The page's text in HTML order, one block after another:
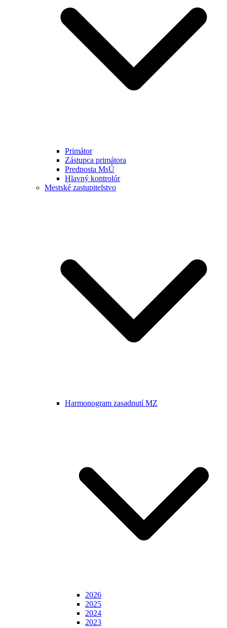
Primátor
Zástupca primátora
Prednosta MsÚ
Hlavný kontrolór
Mestské zastupitelstvo
Harmonogram zasadnutí MZ
2026
2025
2024
2023